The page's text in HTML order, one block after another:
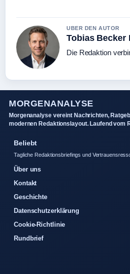
UBER DEN AUTOR
Tobias Becker
Die Redaktion
MORGENANALYSE
Morgenanalyse vereint Nachrichten,
modernen Redaktionslayout. Laufend vom
Beliebt
Tagliche Redaktionsbriefings und
Über uns
Kontakt
Geschichte
Datenschutzerklärung
Cookie-Richtlinie
Rundbrief